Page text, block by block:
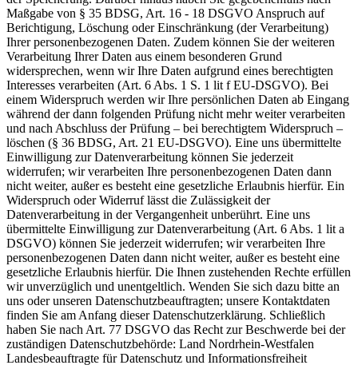
Maßgabe von § 35 BDSG, Art. 16 - 18 DSGVO Anspruch auf
Berichtigung, Löschung oder Einschränkung (der Verarbeitung)
Ihrer personenbezogenen Daten. Zudem können Sie der weiteren
Verarbeitung Ihrer Daten aus einem besonderen Grund
widersprechen, wenn wir Ihre Daten aufgrund eines berechtigten
Interesses verarbeiten (Art. 6 Abs. 1 S. 1 lit f EU-DSGVO). Bei
einem Widerspruch werden wir Ihre persönlichen Daten ab Eingang
während der dann folgenden Prüfung nicht mehr weiter verarbeiten
und nach Abschluss der Prüfung – bei berechtigtem Widerspruch –
löschen (§ 36 BDSG, Art. 21 EU-DSGVO). Eine uns übermittelte
Einwilligung zur Datenverarbeitung können Sie jederzeit
widerrufen; wir verarbeiten Ihre personenbezogenen Daten dann
nicht weiter, außer es besteht eine gesetzliche Erlaubnis hierfür. Ein
Widerspruch oder Widerruf lässt die Zulässigkeit der
Datenverarbeitung in der Vergangenheit unberührt. Eine uns
übermittelte Einwilligung zur Datenverarbeitung (Art. 6 Abs. 1 lit a
DSGVO) können Sie jederzeit widerrufen; wir verarbeiten Ihre
personenbezogenen Daten dann nicht weiter, außer es besteht eine
gesetzliche Erlaubnis hierfür. Die Ihnen zustehenden Rechte erfüllen
wir unverzüglich und unentgeltlich. Wenden Sie sich dazu bitte an
uns oder unseren Datenschutzbeauftragten; unsere Kontaktdaten
finden Sie am Anfang dieser Datenschutzerklärung. Schließlich
haben Sie nach Art. 77 DSGVO das Recht zur Beschwerde bei der
zuständigen Datenschutzbehörde: Land Nordrhein-Westfalen
Landesbeauftragte für Datenschutz und Informationsfreiheit